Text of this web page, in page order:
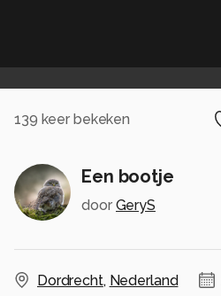
139 keer bekeken
Een bootje
door GeryS
Dordrecht, Nederland